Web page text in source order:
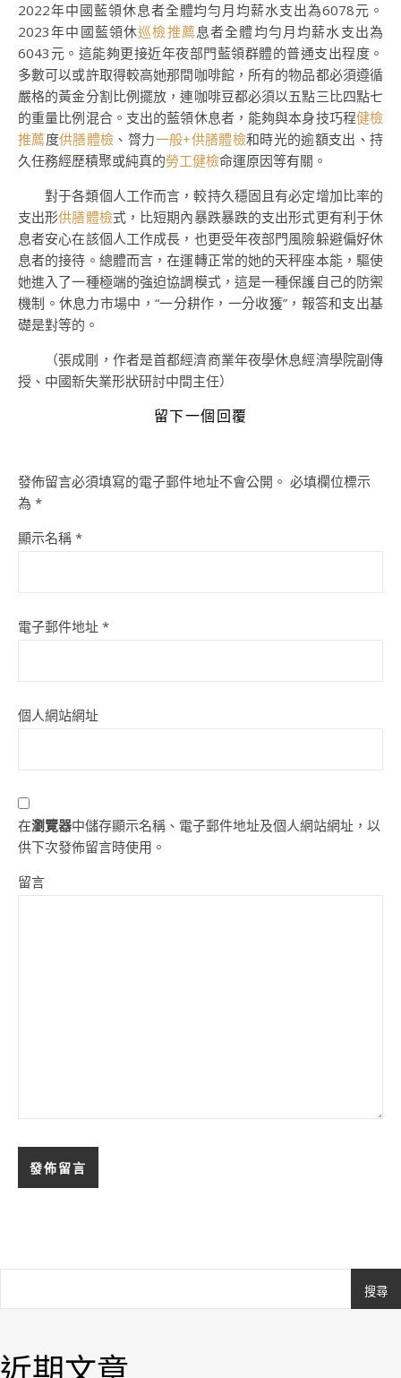
2022年中國藍領休息者全體均勻月均薪水支出為6078元。
2023年中國藍領休巡檢推薦息者全體均勻月均薪水支出為
6043元。這能夠更接近年夜部門藍領群體的普通支出程度。
多數可以或許取得較高她那間咖啡館，所有的物品都必須遵循
嚴格的黃金分割比例擺放，連咖啡豆都必須以五點三比四點七
的重量比例混合。支出的藍領休息者，能夠與本身技巧程健檢
推薦度供膳體檢 、膂力一般+供膳體檢和時光的逾額支出、持
久任務經歷積聚或純真的勞工健檢命運原因等有關。
對于各類個人工作而言，較持久穩固且有必定增加比率的
支出形供膳體檢式，比短期內暴跌暴跌的支出形式更有利于休
息者安心在該個人工作成長，也更受年夜部門風險躲避偏好休
息者的接待。總體而言，在運轉正常的她的天秤座本能，驅使
她進入了一種極端的強迫協調模式，這是一種保護自己的防禦
機制。休息力市場中，“一分耕作，一分收獲”，報答和支出基
礎是對等的。
（張成剛，作者是首都經濟商業年夜學休息經濟學院副傳
授、中國新失業形狀研討中間主任）
留下一個回覆
發佈留言必須填寫的電子郵件地址不會公開。 必填欄位標示
為 *
顯示名稱 *
電子郵件地址 *
個人網站網址
在瀏覽器中儲存顯示名稱、電子郵件地址及個人網站網址，以
供下次發佈留言時使用。
留言
搜尋
近期文章
Royal.